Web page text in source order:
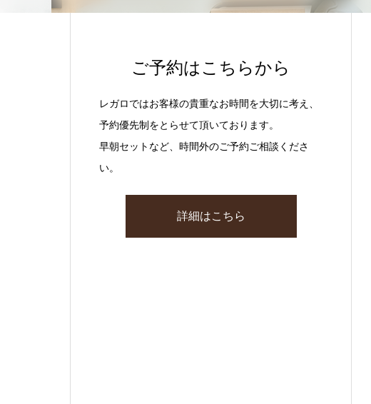
ご予約はこちらから
レガロではお客様の貴重なお時間を大切に考え、
予約優先制をとらせて頂いております。
早朝セットなど、時間外のご予約ご相談くださ
い。
詳細はこちら